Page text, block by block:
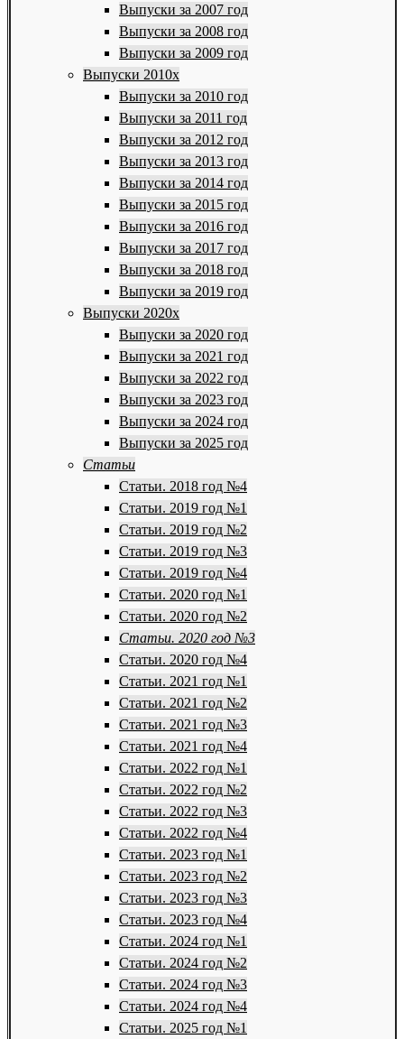
Выпуски за 2007 год
Выпуски за 2008 год
Выпуски за 2009 год
Выпуски 2010х
Выпуски за 2010 год
Выпуски за 2011 год
Выпуски за 2012 год
Выпуски за 2013 год
Выпуски за 2014 год
Выпуски за 2015 год
Выпуски за 2016 год
Выпуски за 2017 год
Выпуски за 2018 год
Выпуски за 2019 год
Выпуски 2020х
Выпуски за 2020 год
Выпуски за 2021 год
Выпуски за 2022 год
Выпуски за 2023 год
Выпуски за 2024 год
Выпуски за 2025 год
Статьи
Статьи. 2018 год №4
Статьи. 2019 год №1
Статьи. 2019 год №2
Статьи. 2019 год №3
Статьи. 2019 год №4
Статьи. 2020 год №1
Статьи. 2020 год №2
Статьи. 2020 год №3
Статьи. 2020 год №4
Статьи. 2021 год №1
Статьи. 2021 год №2
Статьи. 2021 год №3
Статьи. 2021 год №4
Статьи. 2022 год №1
Статьи. 2022 год №2
Статьи. 2022 год №3
Статьи. 2022 год №4
Статьи. 2023 год №1
Статьи. 2023 год №2
Статьи. 2023 год №3
Статьи. 2023 год №4
Статьи. 2024 год №1
Статьи. 2024 год №2
Статьи. 2024 год №3
Статьи. 2024 год №4
Статьи. 2025 год №1